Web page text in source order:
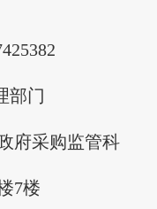
部门
采购监管科
7楼